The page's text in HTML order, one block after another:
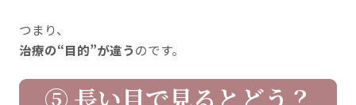
つまり、
治療の“目的”が違うのです。